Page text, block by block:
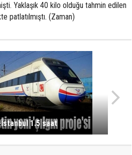
Yaklaşık 40 kilo olduğu tahmin edilen
patlatılmıştı. (Zaman)
1.5 saat